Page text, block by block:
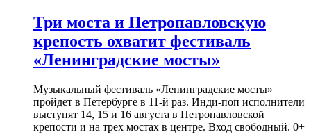
Три моста и Петропавловскую
крепость охватит фестиваль
«Ленинградские мосты»
Музыкальный фестиваль «Ленинградские мосты»
пройдет в Петербурге в 11-й раз. Инди-поп исполнители
выступят 14, 15 и 16 августа в Петропавловской
крепости и на трех мостах в центре. Вход свободный. 0+